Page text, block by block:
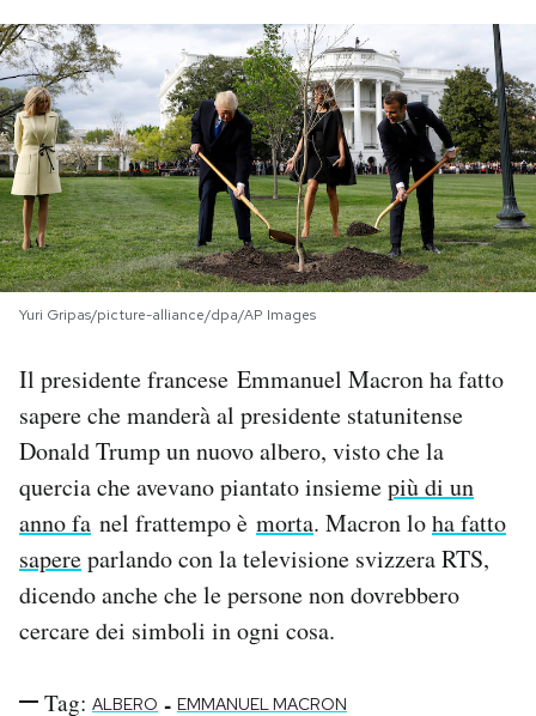
Sport
Mondiali calcio 2026
PODCAST
NEWSLETTER
I MIEI PREFERITI
CALENDARIO
AREA PERSONALE
Area Personale
Newsletter
Notifiche mobile
Hai bisogno di aiuto?
Yuri Gripas/picture-alliance/dpa/AP Images
Il presidente francese Emmanuel Macron ha fatto
sapere che manderà al presidente statunitense
Donald Trump un nuovo albero, visto che la
quercia che avevano piantato insiemepiù di un
anno fa nel frattempo è morta. Macron loha fatto
sapereparlando con la televisione svizzera RTS,
dicendo anche che le persone non dovrebbero
cercare dei simboli in ogni cosa.
Tag: ALBERO - EMMANUEL MACRON